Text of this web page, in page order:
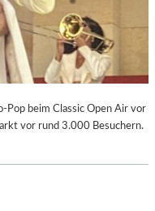
Pop beim Classic Open Air vor
vor rund 3.000 Besuchern.